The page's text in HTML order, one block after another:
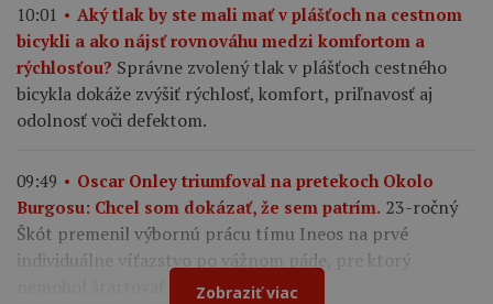
10:01
Aký tlak by ste mali mať v plášťoch na cestnom
bicykli a ako nájsť rovnováhu medzi komfortom a
rýchlosťou? Správne zvolený tlak v plášťoch cestného
bicykla dokáže zvýšiť rýchlosť, komfort, priľnavosť aj
odolnosť voči defektom.
09:49
Oscar Onley triumfoval na pretekoch Okolo
Burgosu: Chcel som dokázať, že sem patrím. 23-ročný
Škót premenil výbornú prácu tímu Ineos na prvé
individuálne víťazstvo po vážnom páde, pre ktorý
nemohol štartovať na Tour de France.
Zobraziť viac